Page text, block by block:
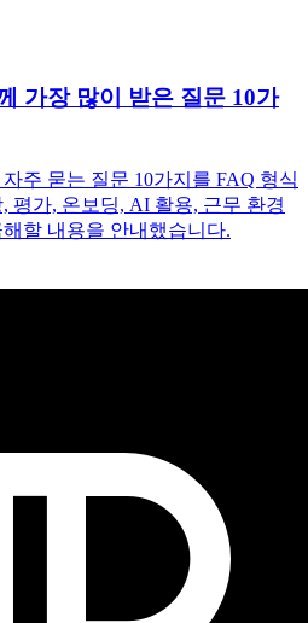
가장 많이 받은 질문 10가
주 묻는 질문 10가지를 FAQ 형식
평가, 온보딩, AI 활용, 근무 환경
할 내용을 안내했습니다.